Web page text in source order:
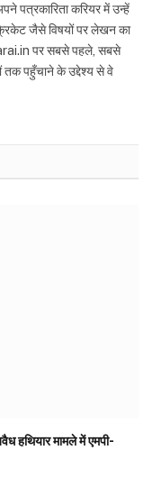
पत्रकारिता करियर में उन्हें
जैसे विषयों पर लेखन का
पर सबसे पहले, सबसे
पहुँचाने के उद्देश्य से वे
हथियार मामले में एमपी-